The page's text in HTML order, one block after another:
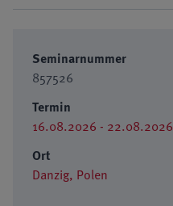
Seminarnummer
857526
Termin
16.08.2026 - 22.08.2026
Ort
Danzig, Polen